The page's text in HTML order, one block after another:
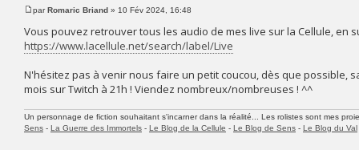
parRomaric Briand » 10 Fév 2024, 16:48
Vous pouvez retrouver tous les audio de mes live sur la Cellule, en
https://www.lacellule.net/search/label/Live
N'hésitez pas à venir nous faire un petit coucou, dès que possible,
mois sur Twitch à 21h ! Viendez nombreux/nombreuses ! ^^
Un personnage de fiction souhaitant s'incarner dans la réalité... Les rolistes sont mes
Sens - La Guerre des Immortels - Le Blog de la Cellule - Le Blog de Sens - Le Blog du Val